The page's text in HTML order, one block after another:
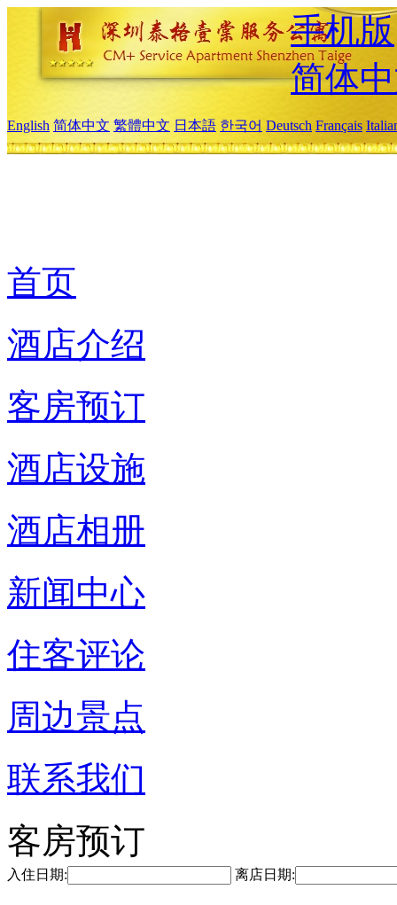
手机版
简体
English 简体中文 繁體中文 日本語 한국어 Deutsch Français
首页
酒店介绍
客房预订
酒店设施
酒店相册
新闻中心
住客评论
周边景点
联系我们
客房预订
入住日期: 离店日期: